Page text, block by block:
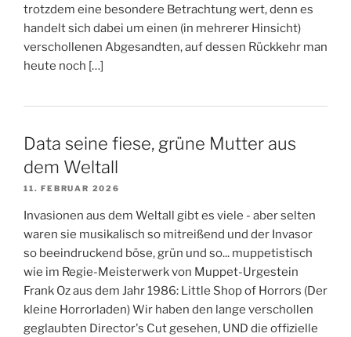
trotzdem eine besondere Betrachtung wert, denn es
handelt sich dabei um einen (in mehrerer Hinsicht)
verschollenen Abgesandten, auf dessen Rückkehr man
heute noch […]
Data seine fiese, grüne Mutter aus
dem Weltall
11. FEBRUAR 2026
Invasionen aus dem Weltall gibt es viele - aber selten
waren sie musikalisch so mitreißend und der Invasor
so beeindruckend böse, grün und so... muppetistisch
wie im Regie-Meisterwerk von Muppet-Urgestein
Frank Oz aus dem Jahr 1986: Little Shop of Horrors (Der
kleine Horrorladen) Wir haben den lange verschollen
geglaubten Director's Cut gesehen, UND die offizielle